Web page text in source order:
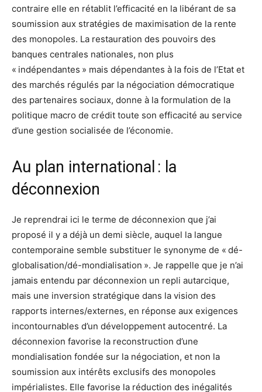
contraire elle en rétablit l’efficacité en la libérant de sa
soumission aux stratégies de maximisation de la rente
des monopoles. La restauration des pouvoirs des
banques centrales nationales, non plus
« indépendantes » mais dépendantes à la fois de l’Etat et
des marchés régulés par la négociation démocratique
des partenaires sociaux, donne à la formulation de la
politique macro de crédit toute son efficacité au service
d’une gestion socialisée de l’économie.
Au plan international : la
déconnexion
Je reprendrai ici le terme de déconnexion que j’ai
proposé il y a déjà un demi siècle, auquel la langue
contemporaine semble substituer le synonyme de « dé-
globalisation/dé-mondialisation ». Je rappelle que je n’ai
jamais entendu par déconnexion un repli autarcique,
mais une inversion stratégique dans la vision des
rapports internes/externes, en réponse aux exigences
incontournables d’un développement autocentré. La
déconnexion favorise la reconstruction d’une
mondialisation fondée sur la négociation, et non la
soumission aux intérêts exclusifs des monopoles
impérialistes. Elle favorise la réduction des inégalités